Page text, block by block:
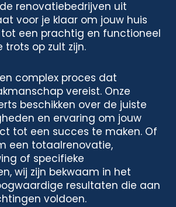
renovatiebedrijven uit
voor je klaar om jouw huis
een prachtig en functioneel
trots op zult zijn.
complex proces dat
vereist. Onze
beschikken over de juiste
en ervaring om jouw
tot een succes te maken. Of
een totaalrenovatie,
of specifieke
wij zijn bekwaam in het
resultaten die aan
voldoen.